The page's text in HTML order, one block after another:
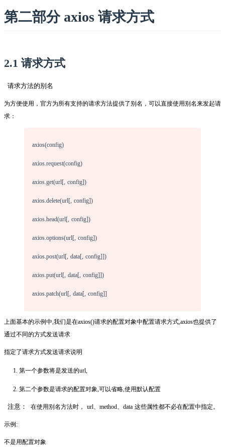
第二部分 axios 请求方式
2.1 请求方式
请求方法的别名
为方便使用，官方为所有支持的请求方法提供了别名，可以直接使用别名来发起请
求：
axios(config)
axios.request(config)
axios.get(url[, config])
axios.delete(url[, config])
axios.head(url[, config])
axios.options(url[, config])
axios.post(url[, data[, config]])
axios.put(url[, data[, config]])
axios.patch(url[, data[, config]]
上面基本的示例中,我们是在axios()请求的配置对象中配置请求方式,axios也提供了
通过不同的方式发送请求
指定了请求方式发送请求说明
第一个参数将是发送的url,
第二个参数是请求的配置对象,可以省略,使用默认配置
注意： 在使用别名方法时， url、method、data 这些属性都不必在配置中指定。
示例:
不是用配置对象